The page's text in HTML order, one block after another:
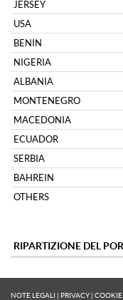
NOTE LEGALI | PRIVACY | COOKIE